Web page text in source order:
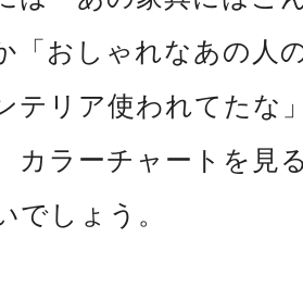
「おしゃれなあの人
テリア使われてたな
カラーチャートを見
でしょう。